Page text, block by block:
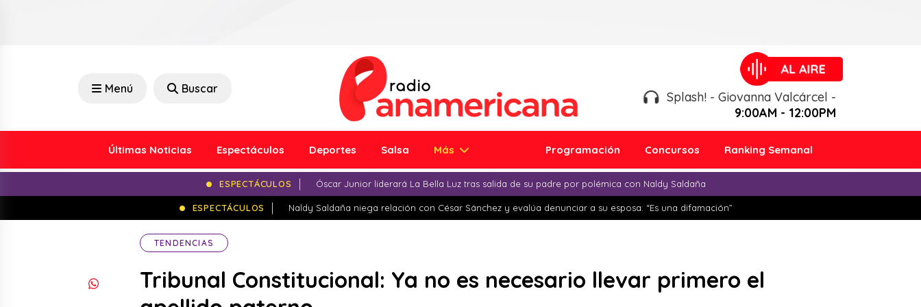
Menú Buscar
Splash! - Giovanna Valcárcel -
9:00AM - 12:00PM
Últimas Noticias Espectáculos Deportes Salsa Más Programación Concursos Ranking Semanal
ESPECTÁCULOS Óscar Junior liderará La Bella Luz tras salida de su padre por polémica con Naldy Saldaña
ESPECTÁCULOS Naldy Saldaña niega relación con César Sánchez y evalúa denunciar a su esposa: “Es una difamación”
TENDENCIAS
Tribunal Constitucional: Ya no es necesario llevar primero el